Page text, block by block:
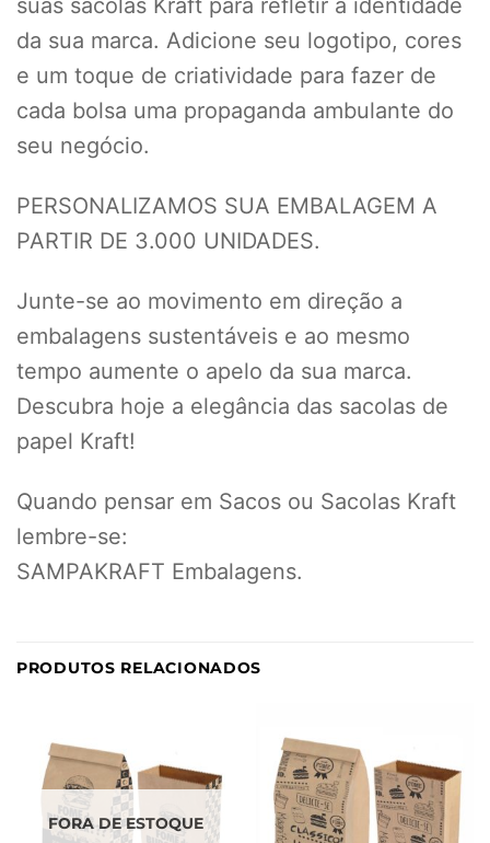
da sua marca. Adicione seu logotipo, cores
e um toque de criatividade para fazer de
cada bolsa uma propaganda ambulante do
seu negócio.
PERSONALIZAMOS SUA EMBALAGEM A
PARTIR DE 3.000 UNIDADES.
Junte-se ao movimento em direção a
embalagens sustentáveis e ao mesmo
tempo aumente o apelo da sua marca.
Descubra hoje a elegância das sacolas de
papel Kraft!
Quando pensar em Sacos ou Sacolas Kraft
lembre-se:
SAMPAKRAFT Embalagens.
PRODUTOS RELACIONADOS
FORA DE ESTOQUE